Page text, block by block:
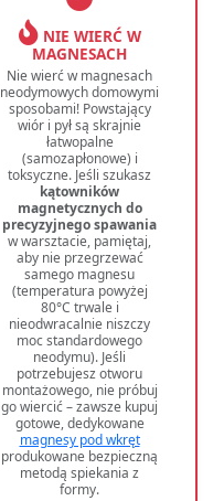
NIE WIERĆ W
MAGNESACH
Nie wierć w magnesach
neodymowych domowymi
sposobami! Powstający
wiór i pył są skrajnie
łatwopalne
(samozapłonowe) i
toksyczne. Jeśli szukasz
kątowników
magnetycznych do
precyzyjnego spawania
w warsztacie, pamiętaj,
aby nie przegrzewać
samego magnesu
(temperatura powyżej
80°C trwale i
nieodwracalnie niszczy
moc standardowego
neodymu). Jeśli
potrzebujesz otworu
montażowego, nie próbuj
go wiercić – zawsze kupuj
gotowe, dedykowane
magnesy pod wkręt
produkowane bezpieczną
metodą spiekania z
formy.